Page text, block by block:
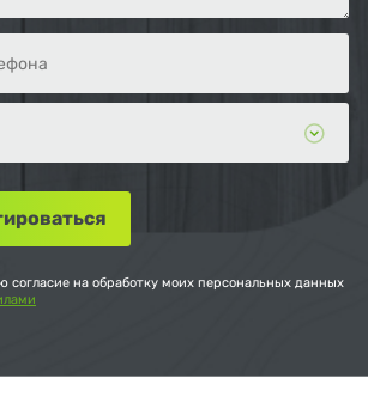
согласие на обработку моих персональных данных